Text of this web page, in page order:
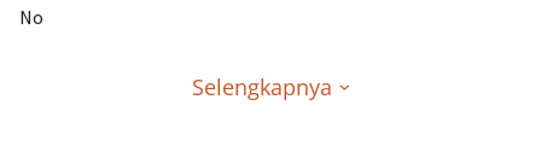
No
Selengkapnya